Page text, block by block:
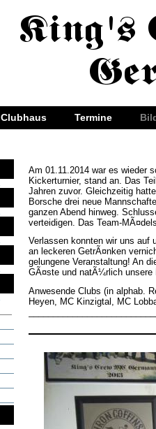
Clubhaus Termine
Am 01.11.2014 war es wieder
Kickerturnier, stand an. Das
Jahren zuvor. Gleichzeitig
Borsche drei neue
ganzen Abend hinweg.
verteidigen. Das Team-
Verlassen konnten wir uns auf
an leckeren GetrÃ¤nken
gelungene Veranstaltung! An
GÃ¤ste und natÃ¼rlich unsere
Anwesende Clubs (in alphab.
Heyen, MC Kinzigtal, MC